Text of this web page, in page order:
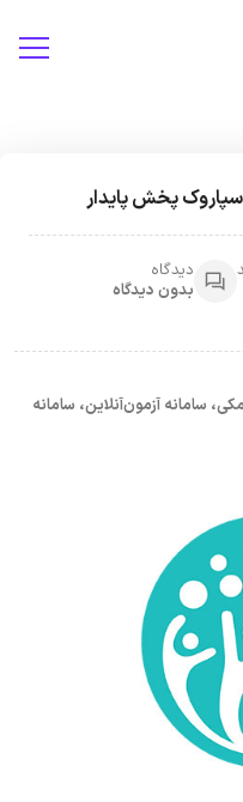
پخش پایدار
دیدگاه
بدون دیدگاه
سامانه آزمون‌آنلاین، سامانه